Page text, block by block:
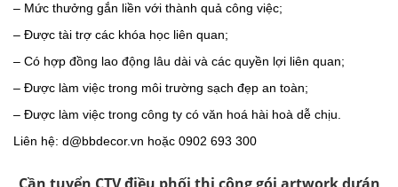
– Mức thưởng gắn liền với thành quả công việc;
– Được tài trợ các khóa học liên quan;
– Có hợp đồng lao động lâu dài và các quyền lợi liên quan;
– Được làm việc trong môi trường sạch đẹp an toàn;
– Được làm việc trong công ty có văn hoá hài hoà dễ chịu.
Liên hệ: d@bbdecor.vn hoặc 0902 693 300